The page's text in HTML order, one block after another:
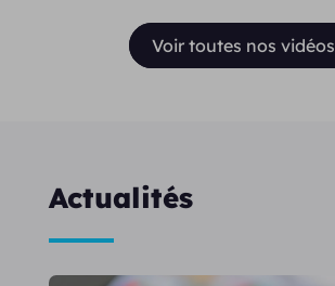
Voir toutes nos vidéos
Actualités